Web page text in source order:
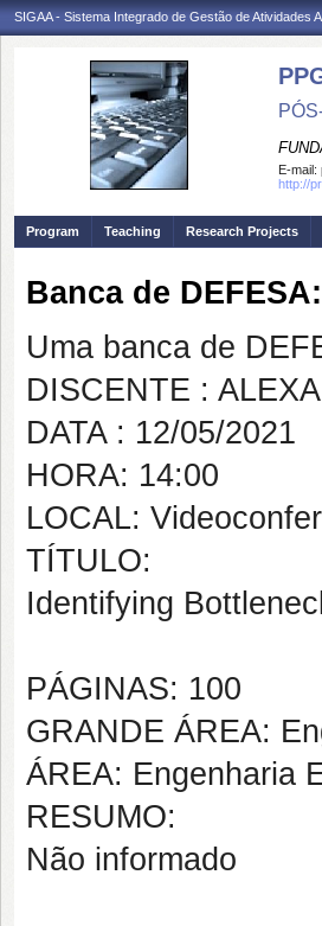
SIGAA - Sistema Integrado de Gestão de Atividades
E-mail:
http://
Program Teaching Research Projects
Banca de
Uma banca de
DISCENTE :
DATA : 12/05/2021
HORA: 14:00
LOCAL:
TÍTULO:
Identifying
PÁGINAS: 100
GRANDE ÁREA:
ÁREA: Engenharia
RESUMO:
Não informado